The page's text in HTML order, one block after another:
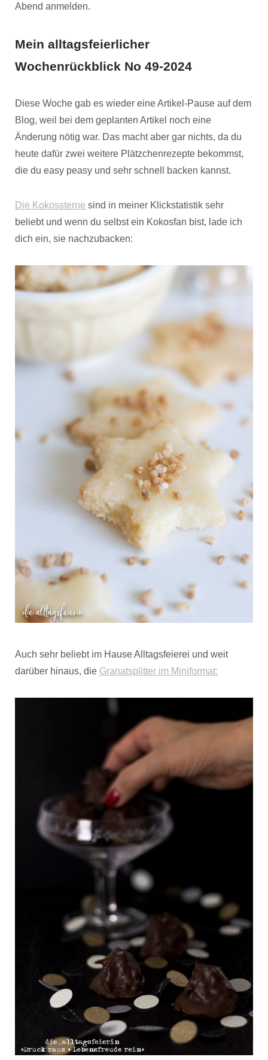
Abend anmelden.
Mein alltagsfeierlicher
Wochenrückblick No 49-2024
Diese Woche gab es wieder eine Artikel-Pause auf dem
Blog, weil bei dem geplanten Artikel noch eine
Änderung nötig war. Das macht aber gar nichts, da du
heute dafür zwei weitere Plätzchenrezepte bekommst,
die du easy peasy und sehr schnell backen kannst.
Die Kokossterne sind in meiner Klickstatistik sehr
beliebt und wenn du selbst ein Kokosfan bist, lade ich
dich ein, sie nachzubacken:
Auch sehr beliebt im Hause Alltagsfeierei und weit
darüber hinaus, die Granatsplitter im Miniformat: